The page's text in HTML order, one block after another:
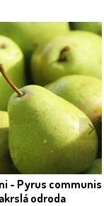
- Pyrus communis
odroda